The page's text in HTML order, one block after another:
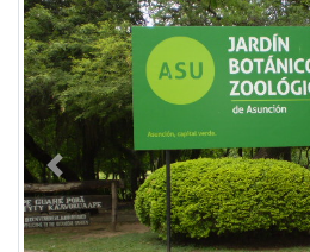
Previous